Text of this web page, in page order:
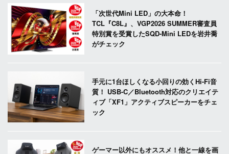
「次世代Mini LED」の大本命！
TCL『C8L』、VGP2026 SUMMER審査員
特別賞を受賞したSQD-Mini LEDを岩井喬
がチェック
手元に1台ほしくなる小回りの効くHi-Fi音
質！ USB-C／Bluetooth対応のクリエイテ
ィブ「XF1」アクティブスピーカーをチェ
ック
ゲーマー以外にもオススメ！他と一線を画